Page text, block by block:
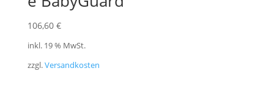
106,60 €
inkl. 19 % MwSt.
zzgl.Versandkosten